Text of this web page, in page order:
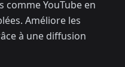
YouTube en
Améliore les
à une diffusion